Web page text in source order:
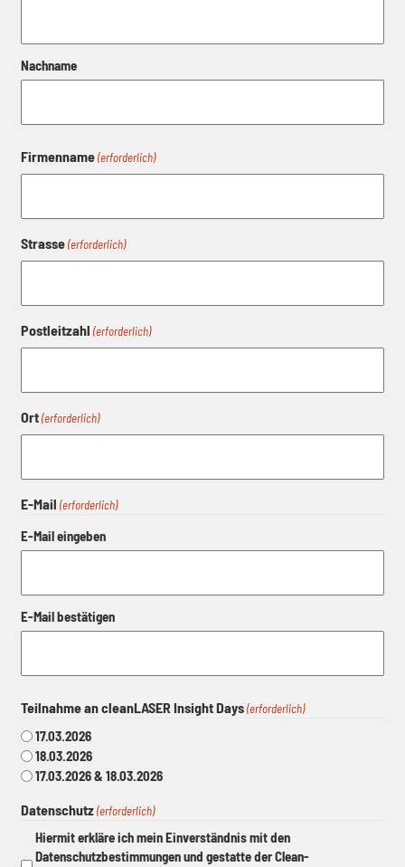
Nachname
Firmenname (erforderlich)
Strasse (erforderlich)
Postleitzahl (erforderlich)
Ort (erforderlich)
E-Mail (erforderlich)
E-Mail eingeben
E-Mail bestätigen
Teilnahme an cleanLASER Insight Days (erforderlich)
17.03.2026
18.03.2026
17.03.2026 & 18.03.2026
Datenschutz (erforderlich)
Hiermit erkläre ich mein Einverständnis mit den
Datenschutzbestimmungen und gestatte der Clean-